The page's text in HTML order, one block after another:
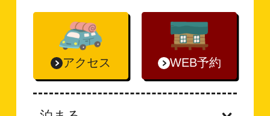
アクセス WEB予約